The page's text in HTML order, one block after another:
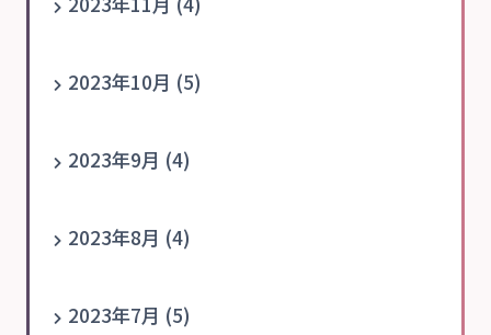
2023年10月 (5)
2023年9月 (4)
2023年8月 (4)
2023年7月 (5)